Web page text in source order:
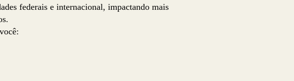
federais e internacional, impactando mais